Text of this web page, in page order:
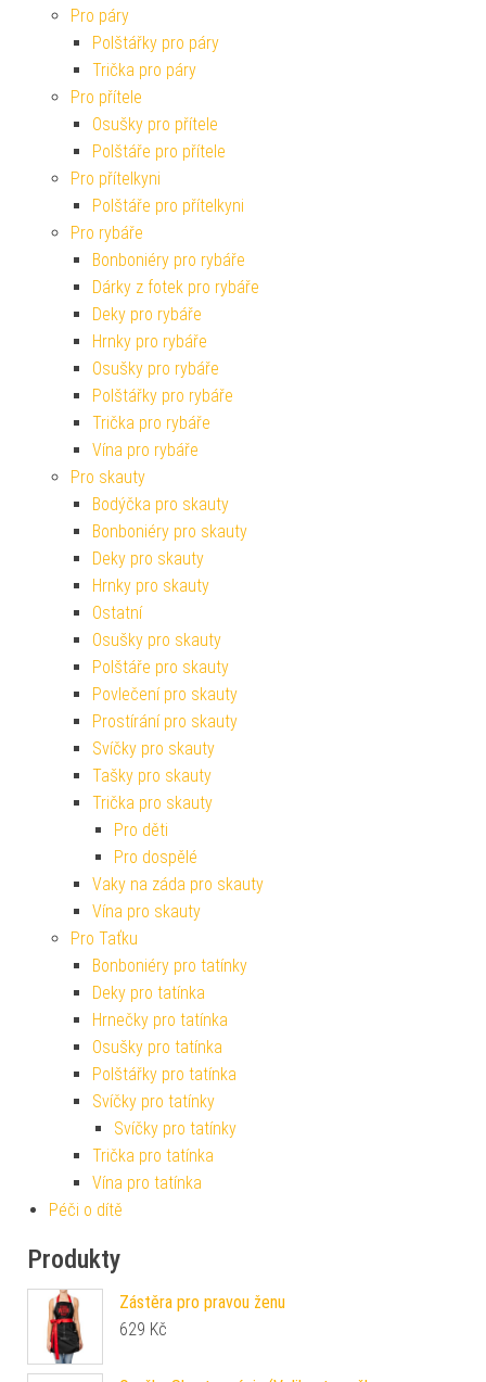
Pro páry
Polštářky pro páry
Trička pro páry
Pro přítele
Osušky pro přítele
Polštáře pro přítele
Pro přítelkyni
Polštáře pro přítelkyni
Pro rybáře
Bonboniéry pro rybáře
Dárky z fotek pro rybáře
Deky pro rybáře
Hrnky pro rybáře
Osušky pro rybáře
Polštářky pro rybáře
Trička pro rybáře
Vína pro rybáře
Pro skauty
Bodýčka pro skauty
Bonboniéry pro skauty
Deky pro skauty
Hrnky pro skauty
Ostatní
Osušky pro skauty
Polštáře pro skauty
Povlečení pro skauty
Prostírání pro skauty
Svíčky pro skauty
Tašky pro skauty
Trička pro skauty
Pro děti
Pro dospělé
Vaky na záda pro skauty
Vína pro skauty
Pro Taťku
Bonboniéry pro tatínky
Deky pro tatínka
Hrnečky pro tatínka
Osušky pro tatínka
Polštářky pro tatínka
Svíčky pro tatínky
Svíčky pro tatínky
Trička pro tatínka
Vína pro tatínka
Péči o dítě
Produkty
Zástěra pro pravou ženu
629 Kč